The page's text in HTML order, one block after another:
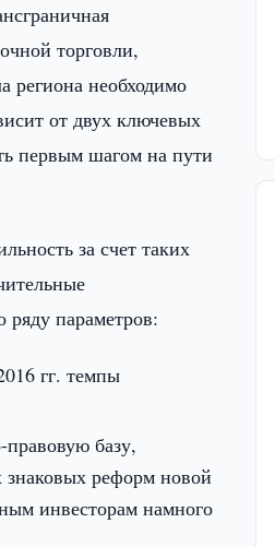
торговли,
региона необходимо
от двух ключевых
первым шагом на пути
за счет таких
ряду параметров:
гг. темпы
базу,
реформ новой
инвесторам намного